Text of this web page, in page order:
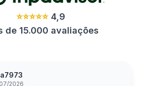
⭐⭐⭐⭐⭐4,9
de 15.000 avaliações
2026